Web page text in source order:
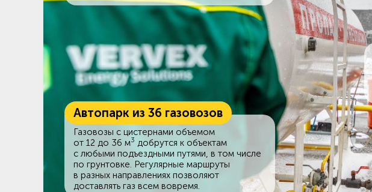
Автопарк из 36 газовозов
Газовозы с цистернами объемом
от 12 до 36 м3 добрутся к объектам
c любыми подъездными путями, в том числе
по грунтовке. Регулярные маршруты
в разных направлениях позволяют
доставлять газ всем вовремя.